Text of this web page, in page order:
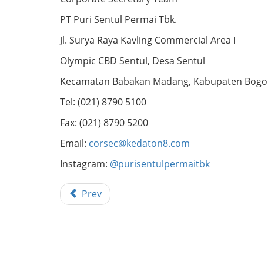
PT Puri Sentul Permai Tbk.
Jl. Surya Raya Kavling Commercial Area I
Olympic CBD Sentul, Desa Sentul
Kecamatan Babakan Madang, Kabupaten
Tel: (021) 8790 5100
Fax: (021) 8790 5200
Email: corsec@kedaton8.com
Instagram: @purisentulpermaitbk
Prev